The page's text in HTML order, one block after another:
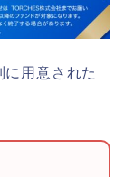
用意された